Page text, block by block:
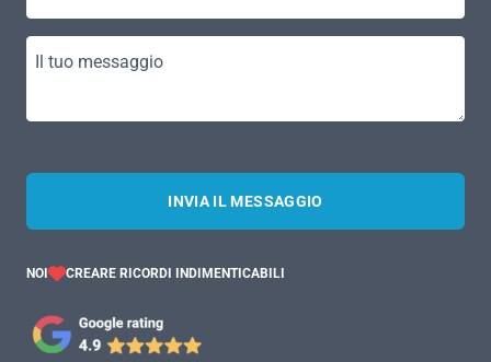
Il tuo messaggio
INVIA IL MESSAGGIO
NOI CREARE RICORDI INDIMENTICABILI